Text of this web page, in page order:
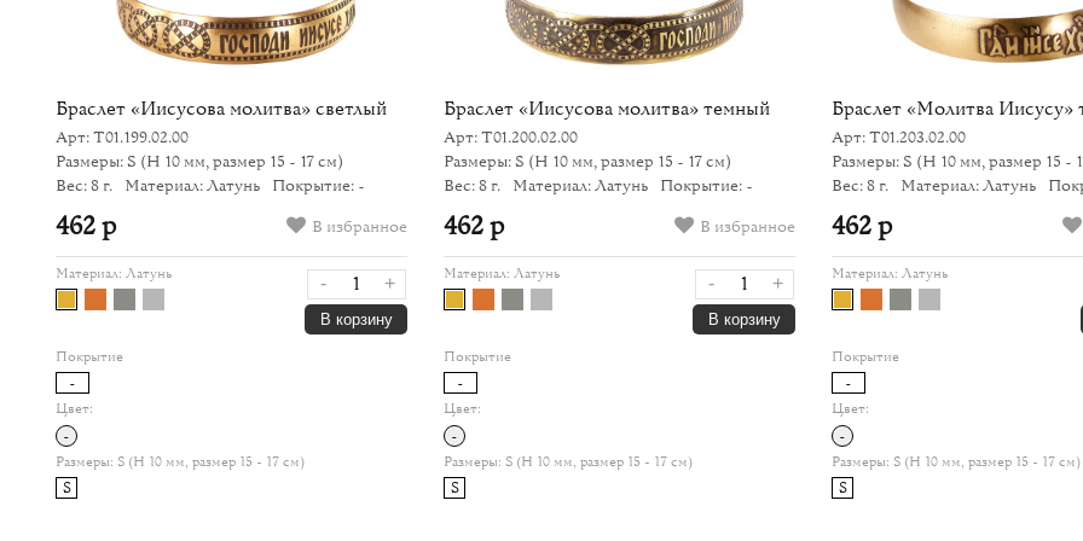
Браслет «Иисусова молитва» светлый
Арт: Т01.199.02.00
Размеры: S (H 10 мм, размер 15 - 17 см)
Вес: 8 г.
Материал: Латунь
Покрытие: -
В избранное
462 р
Материал: Латунь - +
В корзину
Покрытие
-
Цвет:
-
Размеры: S (H 10 мм, размер 15 - 17 см)
S
Браслет «Иисусова молитва» темный
Арт: Т01.200.02.00
Размеры: S (H 10 мм, размер 15 - 17 см)
Вес: 8 г.
Материал: Латунь
Покрытие: -
В избранное
462 р
Материал: Латунь - +
В корзину
Покрытие
-
Цвет:
-
Размеры: S (H 10 мм, размер 15 - 17 см)
S
Браслет «Молитва Иисусу»
Арт: Т01.203.02.00
Размеры: S (H 10 мм, размер 15 -
Вес: 8 г.
Материал: Латунь
462 р
Материал: Латунь
Покрытие
-
Цвет:
-
Размеры: S (H 10 мм, размер 15 - 17 см)
S